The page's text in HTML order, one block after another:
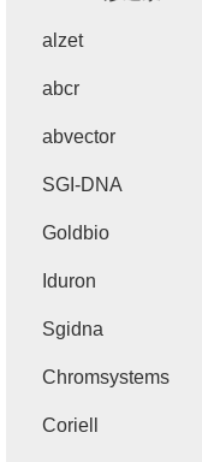
alzet
abcr
abvector
SGI-DNA
Goldbio
Iduron
Sgidna
Chromsystems
Coriell